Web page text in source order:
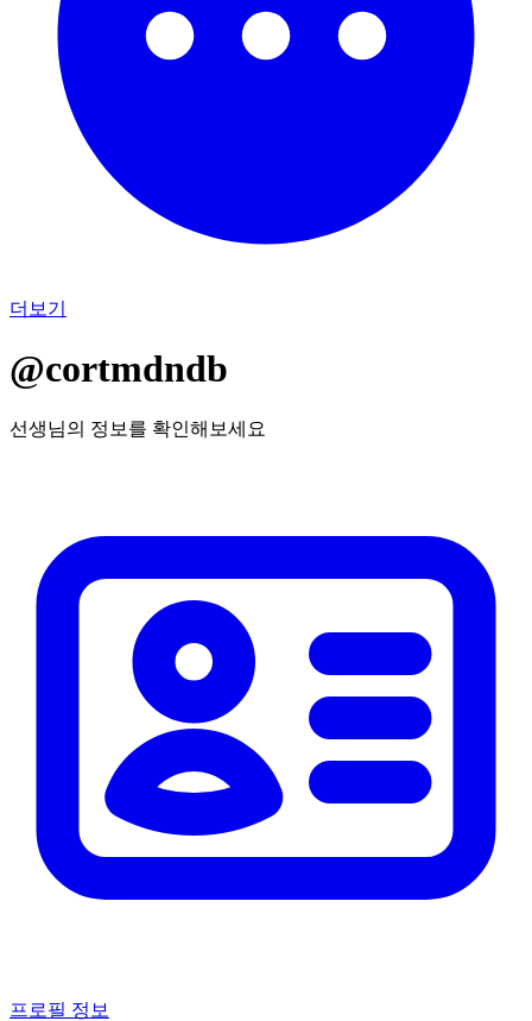
더보기
@cortmdndb
선생님의 정보를 확인해보세요
프로필 정보